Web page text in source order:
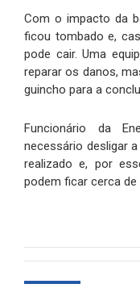
Com o impacto da
ficou tombado e,
pode cair. Uma
reparar os danos,
guincho para a
Funcionário da
necessário desligar
realizado e, por
podem ficar cerca de